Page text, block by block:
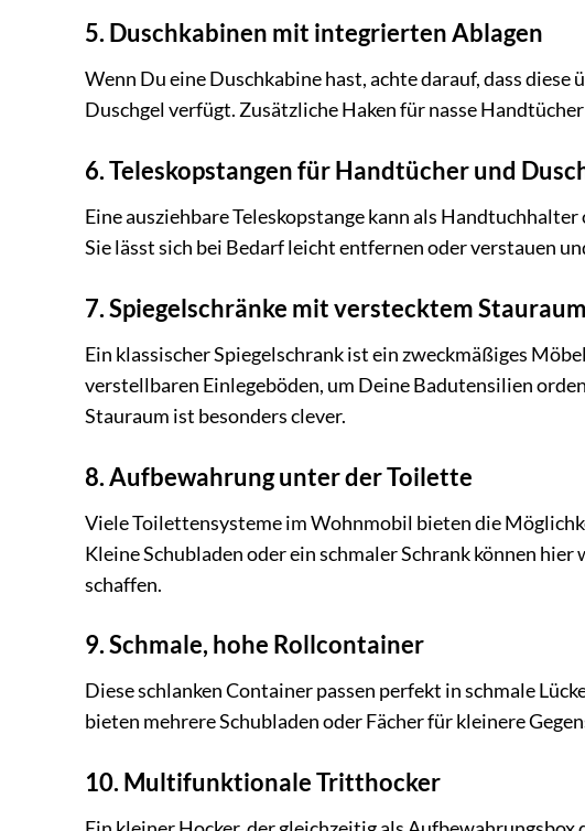
5. Duschkabinen mit integrierten Ablagen
Wenn Du eine Duschkabine hast, achte darauf, dass
Duschgel verfügt. Zusätzliche Haken für nasse
6. Teleskopstangen für Handtücher und
Eine ausziehbare Teleskopstange kann als
Sie lässt sich bei Bedarf leicht entfernen oder verstauen
7. Spiegelschränke mit verstecktem Stauraum
Ein klassischer Spiegelschrank ist ein zweckmäßiges
verstellbaren Einlegeböden, um Deine Badutensilien
Stauraum ist besonders clever.
8. Aufbewahrung unter der Toilette
Viele Toilettensysteme im Wohnmobil bieten die
Kleine Schubladen oder ein schmaler Schrank können
schaffen.
9. Schmale, hohe Rollcontainer
Diese schlanken Container passen perfekt in schmale
bieten mehrere Schubladen oder Fächer für kleinere
10. Multifunktionale Tritthocker